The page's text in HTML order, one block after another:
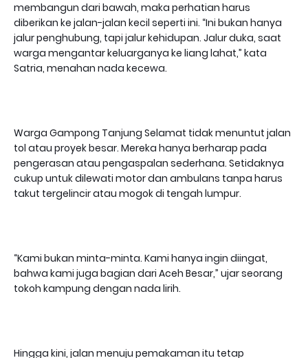
membangun dari bawah, maka perhatian harus
diberikan ke jalan-jalan kecil seperti ini. “Ini bukan hanya
jalur penghubung, tapi jalur kehidupan. Jalur duka, saat
warga mengantar keluarganya ke liang lahat,” kata
Satria, menahan nada kecewa.
Warga Gampong Tanjung Selamat tidak menuntut jalan
tol atau proyek besar. Mereka hanya berharap pada
pengerasan atau pengaspalan sederhana. Setidaknya
cukup untuk dilewati motor dan ambulans tanpa harus
takut tergelincir atau mogok di tengah lumpur.
“Kami bukan minta-minta. Kami hanya ingin diingat,
bahwa kami juga bagian dari Aceh Besar,” ujar seorang
tokoh kampung dengan nada lirih.
Hingga kini, jalan menuju pemakaman itu tetap